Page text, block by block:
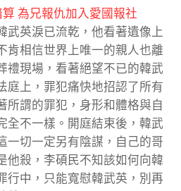
為兄報仇加入愛國報社
武英淚已流乾，他看著遺像上
肯相信世界上唯一的親人也離
禮現場，看著絕望不已的韓武
庭上，罪犯痛快地招認了所有
所謂的罪犯，身形和體格與自
全不一樣。開庭結束後，韓武
一切一定另有陰謀，自己的哥
他殺，李碩民不知該如何向韓
行中，只能寬慰韓武英，別再